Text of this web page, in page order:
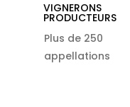
VIGNERONS
PRODUCTEURS
Plus de 250
appellations